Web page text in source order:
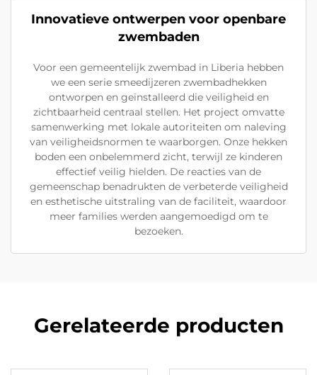
Innovatieve ontwerpen voor openbare
zwembaden
Voor een gemeentelijk zwembad in Liberia hebben
we een serie smeedijzeren zwembadhekken
ontworpen en geïnstalleerd die veiligheid en
zichtbaarheid centraal stellen. Het project omvatte
samenwerking met lokale autoriteiten om naleving
van veiligheidsnormen te waarborgen. Onze hekken
boden een onbelemmerd zicht, terwijl ze kinderen
effectief veilig hielden. De reacties van de
gemeenschap benadrukten de verbeterde veiligheid
en esthetische uitstraling van de faciliteit, waardoor
meer families werden aangemoedigd om te
bezoeken.
Gerelateerde producten